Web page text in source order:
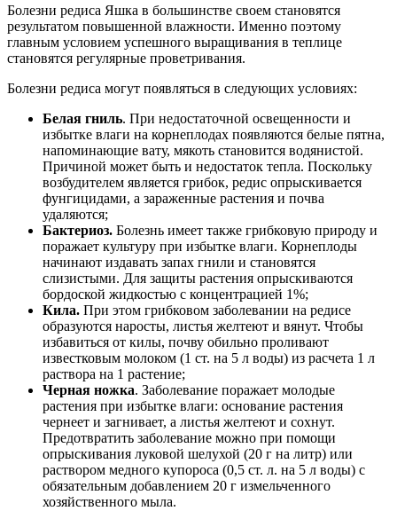
Болезни редиса Яшка в большинстве своем становятся
результатом повышенной влажности. Именно поэтому
главным условием успешного выращивания в теплице
становятся регулярные проветривания.
Болезни редиса могут появляться в следующих условиях:
Белая гниль. При недостаточной освещенности и
избытке влаги на корнеплодах появляются белые пятна,
напоминающие вату, мякоть становится водянистой.
Причиной может быть и недостаток тепла. Поскольку
возбудителем является грибок, редис опрыскивается
фунгицидами, а зараженные растения и почва
удаляются;
Бактериоз. Болезнь имеет также грибковую природу и
поражает культуру при избытке влаги. Корнеплоды
начинают издавать запах гнили и становятся
слизистыми. Для защиты растения опрыскиваются
бордоской жидкостью с концентрацией 1%;
Кила. При этом грибковом заболевании на редисе
образуются наросты, листья желтеют и вянут. Чтобы
избавиться от килы, почву обильно проливают
известковым молоком (1 ст. на 5 л воды) из расчета 1 л
раствора на 1 растение;
Черная ножка. Заболевание поражает молодые
растения при избытке влаги: основание растения
чернеет и загнивает, а листья желтеют и сохнут.
Предотвратить заболевание можно при помощи
опрыскивания луковой шелухой (20 г на литр) или
раствором медного купороса (0,5 ст. л. на 5 л воды) с
обязательным добавлением 20 г измельченного
хозяйственного мыла.